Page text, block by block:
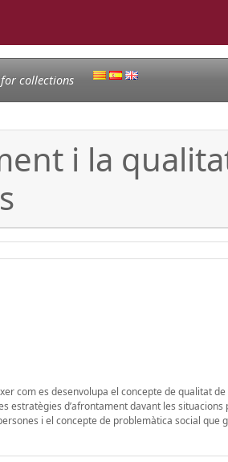
collections
i la
com es desenvolupa el concepte de qualitat
estratègies d’afrontament davant les
i el concepte de problemàtica social que